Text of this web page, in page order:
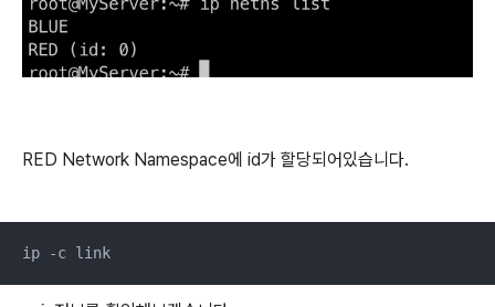
RED Network Namespace에 id가 할당되어있습니다.
ip -c link